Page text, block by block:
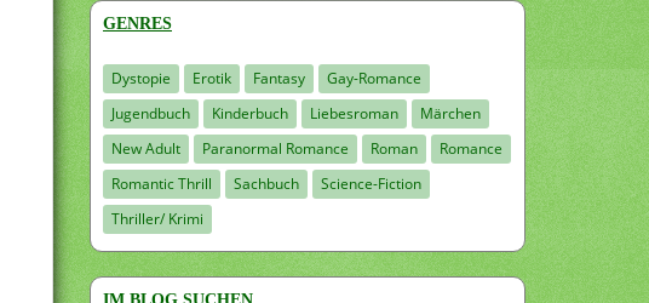
GENRES
Dystopie Erotik Fantasy
Gay-Romance
Jugendbuch
Kinderbuch Liebesroman
Märchen
New Adult
Paranormal Romance Roman
Romance
Romantic Thrill
Sachbuch
Science-Fiction
Thriller/ Krimi